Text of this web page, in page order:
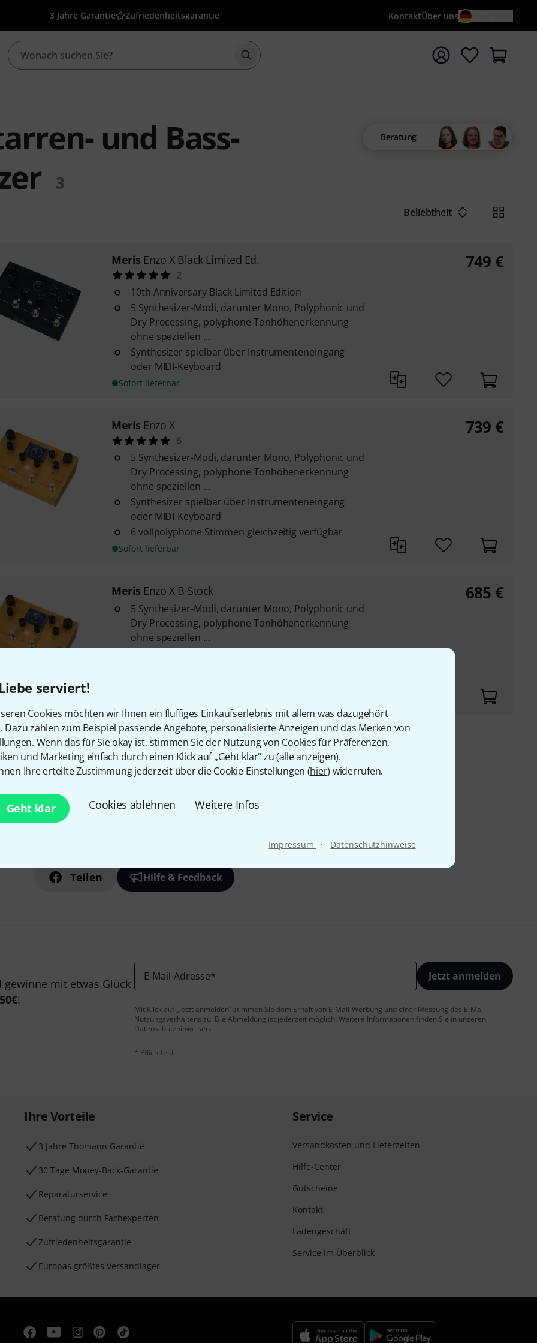
serviert!
Cookies möchten wir Ihnen ein fluffiges Einkaufserlebnis mit allem was dazugehört
Dazu zählen zum Beispiel passende Angebote, personalisierte Anzeigen und das Merken von
Wenn das für Sie okay ist, stimmen Sie der Nutzung von Cookies für Präferenzen,
und Marketing einfach durch einen Klick auf „Geht klar“ zu (alle anzeigen).
Ihre erteilte Zustimmung jederzeit über die Cookie-Einstellungen (hier) widerrufen.
Geht klar Cookies ablehnen Weitere Infos
Impressum · Datenschutzhinweise
3 Jahre Garantie Zufriedenheitsgarantie KontaktÜber uns
Suche mit Suchwort {searchTerm} starten
und Bass-
3
Beratung
Beliebtheit
Meris Enzo X Black Limited Ed.
2
10th Anniversary Black Limited Edition
5 Synthesizer-Modi, darunter Mono, Polyphonic und
Dry Processing, polyphone Tonhöhenerkennung
ohne speziellen ...
Synthesizer spielbar über Instrumenteneingang
oder MIDI-Keyboard
Sofort lieferbar
749 €
Meris Enzo X
6
5 Synthesizer-Modi, darunter Mono, Polyphonic und
Dry Processing, polyphone Tonhöhenerkennung
ohne speziellen ...
Synthesizer spielbar über Instrumenteneingang
oder MIDI-Keyboard
6 vollpolyphone Stimmen gleichzeitig verfügbar
Sofort lieferbar
739 €
Meris Enzo X B-Stock
5 Synthesizer-Modi, darunter Mono, Polyphonic und
Dry Processing, polyphone Tonhöhenerkennung
ohne speziellen ...
685 €
Kostenloser Versand ab 29 €
Alle Preise inkl. MwSt.
Teilen Hilfe & Feedback
mit etwas Glück
50€!
E-Mail-Adresse* Jetzt anmelden
Mit Klick auf „Jetzt anmelden“ stimmen Sie dem Erhalt von E-Mail-Werbung und einer Messung des E-Mail-
Nutzungsverhaltens zu. Die Abmeldung ist jederzeit möglich. Weitere Informationen finden Sie in unseren
Datenschutzhinweisen.
* Pflichtfeld
Ihre Vorteile
3 Jahre Thomann Garantie
30 Tage Money-Back-Garantie
Reparaturservice
Beratung durch Fachexperten
Zufriedenheitsgarantie
Europas größtes Versandlager
Service
Versandkosten und Lieferzeiten
Hilfe-Center
Gutscheine
Kontakt
Ladengeschäft
Service im Überblick